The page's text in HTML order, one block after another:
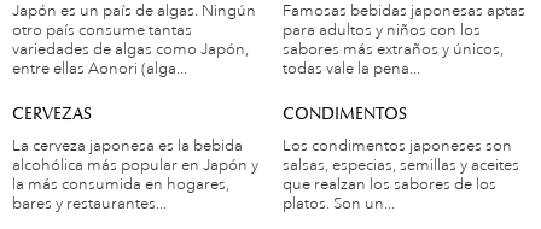
Japón es un país de algas. Ningún
otro país consume tantas
variedades de algas como Japón,
entre ellas Aonori (alga...
Famosas bebidas japonesas aptas
para adultos y niños con los
sabores más extraños y únicos,
todas vale la pena...
CERVEZAS
La cerveza japonesa es la bebida
alcohólica más popular en Japón y
la más consumida en hogares,
bares y restaurantes...
CONDIMENTOS
Los condimentos japoneses son
salsas, especias, semillas y aceites
que realzan los sabores de los
platos. Son un...